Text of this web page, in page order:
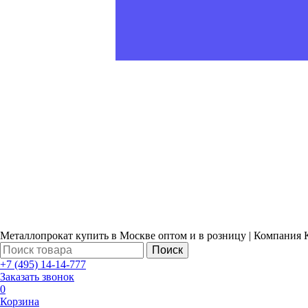
Металлопрокат купить в Москве оптом и в розницу | Компания
Поиск
+7 (495) 14-14-777
Заказать звонок
0
Корзина